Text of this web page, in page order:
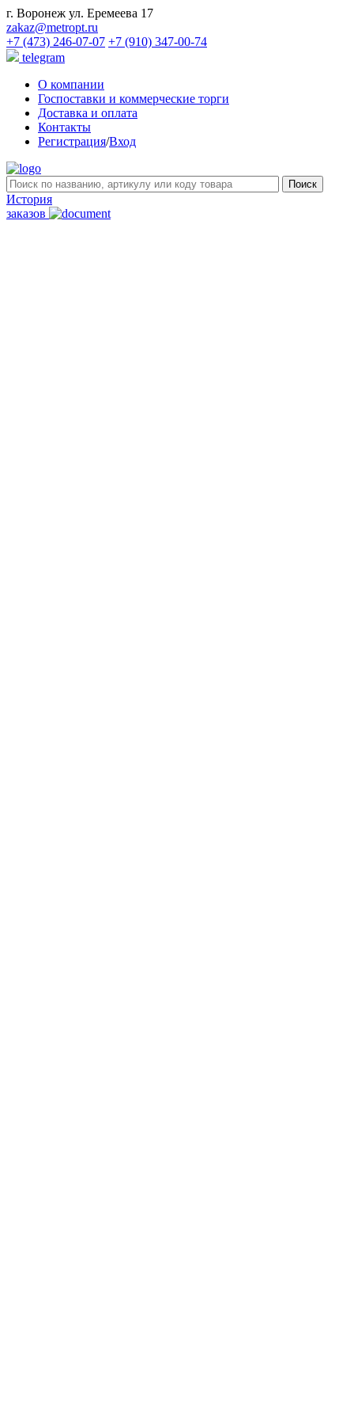
г. Воронеж ул. Еремеева 17
zakaz@metropt.ru
+7 (473) 246-07-07 +7 (910) 347-00-74
telegram
О компании
Госпоставки и коммерческие торги
Доставка и оплата
Контакты
Регистрация/Вход
История
заказов